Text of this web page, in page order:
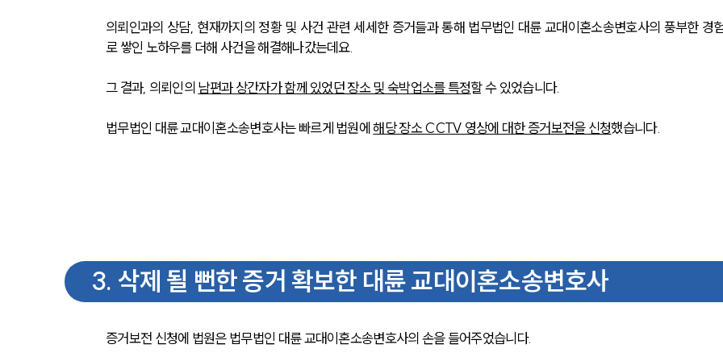
의뢰인과의 상담, 현재까지의 정황 및 사건 관련 세세한 증거들과 통해 법무법인 대륜 교대이혼소송변호사의 풍부한 경
로 쌓인 노하우를 더해 사건을 해결해나갔는데요.
그 결과, 의뢰인의 남편과 상간자가 함께 있었던 장소 및 숙박업소를 특정할 수 있었습니다.
법무법인 대륜 교대이혼소송변호사는 빠르게 법원에 해당 장소 CCTV 영상에 대한 증거보전을 신청했습니다.
3. 삭제 될 뻔한 증거 확보한 대륜 교대이혼소송변호사
증거보전 신청에 법원은 법무법인 대륜 교대이혼소송변호사의 손을 들어주었습니다.